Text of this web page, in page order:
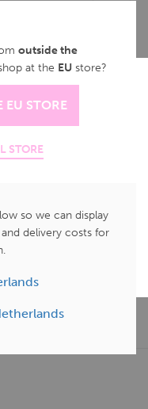
outside the
at the EU store?
EU STORE
STORE
so we can display
delivery costs for